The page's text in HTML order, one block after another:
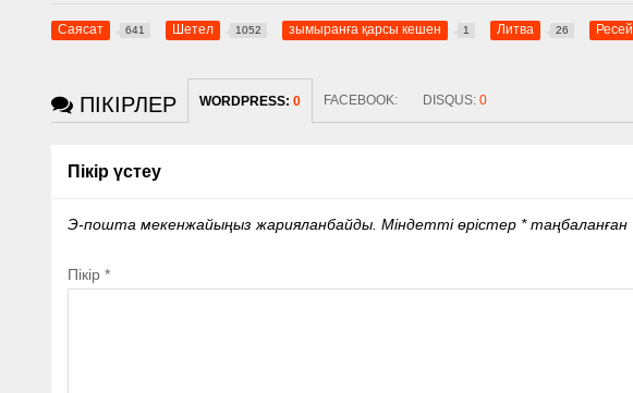
Саясат 641 Шетел 1052 зымыранға қарсы кешен 1 Литва 26 Ресей
ПІКІРЛЕР WORDPRESS:0 FACEBOOK: DISQUS:0
Пікір үстеу
Э-пошта мекенжайыңыз жарияланбайды.Міндетті өрістер *таңбаланған
Пікір*